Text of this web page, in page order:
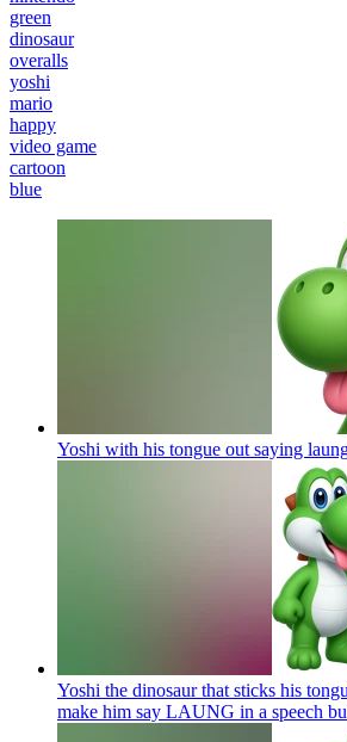
green
dinosaur
overalls
yoshi
mario
happy
video game
cartoon
blue
Yoshi with his tongue out saying
Yoshi the dinosaur that sticks his
make him say LAUNG in a speech